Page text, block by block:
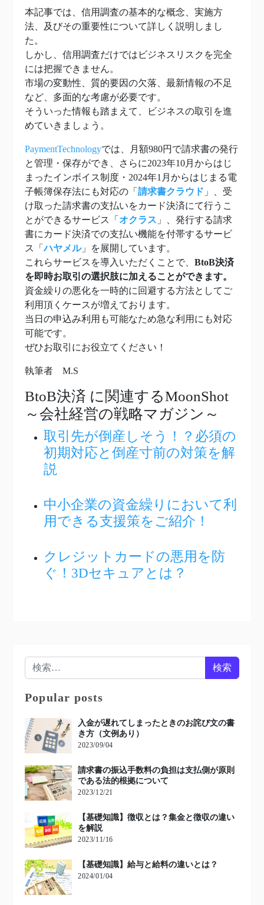
本記事では、信用調査の基本的な概念、実施方
法、及びその重要性について詳しく説明しまし
た。
しかし、信用調査だけではビジネスリスクを完全
には把握できません。
市場の変動性、質的要因の欠落、最新情報の不足
など、多面的な考慮が必要です。
そういった情報も踏まえて、ビジネスの取引を進
めていきましょう。
PaymentTechnologyでは、月額980円で請求書の発行
と管理・保存ができ、さらに2023年10月からはじ
まったインボイス制度・2024年1月からはじまる電
子帳簿保存法にも対応の「 請求書クラウド 」、受
け取った請求書の支払いをカード決済にて行うこ
とができるサービス「 オクラス 」、発行する請求
書にカード決済での支払い機能を付帯するサービ
ス「ハヤメル」を展開しています。
これらサービスを導入いただくことで、 BtoB決済
を即時お取引の選択肢に加えることができます。
資金繰りの悪化を一時的に回避する方法としてご
利用頂くケースが増えております。
当日の申込み利用も可能なため急な利用にも対応
可能です。
ぜひお取引にお役立てください！
執筆者 M.S
BtoB決済 に関連するMoonShot
～会社経営の戦略マガジン～
取引先が倒産しそう！？必須の
初期対応と倒産寸前の対策を解
説
中小企業の資金繰りにおいて利
用できる支援策をご紹介！
クレジットカードの悪用を防
ぐ！3Dセキュアとは？
検索:
Popular posts
入金が遅れてしまったときのお詫び文の書
き方（文例あり）
2023/09/04
請求書の振込手数料の負担は支払側が原則
である法的根拠について
2023/12/21
【基礎知識】徴収とは？集金と徴収の違い
を解説
2023/11/16
【基礎知識】給与と給料の違いとは？
2024/01/04